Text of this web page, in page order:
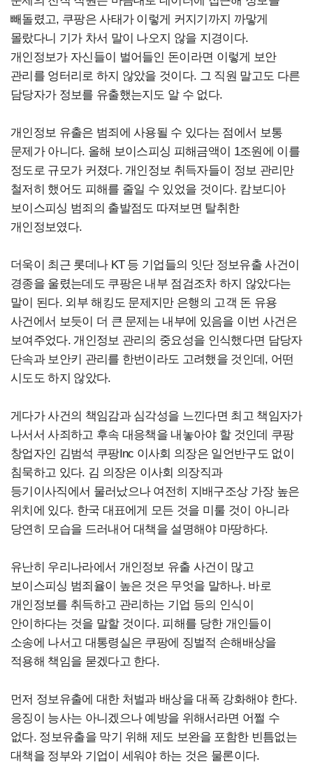
빼돌렸고, 쿠팡은 사태가 이렇게 커지기까지 까맣게
몰랐다니 기가 차서 말이 나오지 않을 지경이다.
개인정보가 자신들이 벌어들인 돈이라면 이렇게 보안
관리를 엉터리로 하지 않았을 것이다. 그 직원 말고도 다른
담당자가 정보를 유출했는지도 알 수 없다.
개인정보 유출은 범죄에 사용될 수 있다는 점에서 보통
문제가 아니다. 올해 보이스피싱 피해금액이 1조원에 이를
정도로 규모가 커졌다. 개인정보 취득자들이 정보 관리만
철저히 했어도 피해를 줄일 수 있었을 것이다. 캄보디아
보이스피싱 범죄의 출발점도 따져보면 탈취한
개인정보였다.
더욱이 최근 롯데나 KT 등 기업들의 잇단 정보유출 사건이
경종을 울렸는데도 쿠팡은 내부 점검조차 하지 않았다는
말이 된다. 외부 해킹도 문제지만 은행의 고객 돈 유용
사건에서 보듯이 더 큰 문제는 내부에 있음을 이번 사건은
보여주었다. 개인정보 관리의 중요성을 인식했다면 담당자
단속과 보안키 관리를 한번이라도 고려했을 것인데, 어떤
시도도 하지 않았다.
게다가 사건의 책임감과 심각성을 느낀다면 최고 책임자가
나서서 사죄하고 후속 대응책을 내놓아야 할 것인데 쿠팡
창업자인 김범석 쿠팡Inc 이사회 의장은 일언반구도 없이
침묵하고 있다. 김 의장은 이사회 의장직과
등기이사직에서 물러났으나 여전히 지배구조상 가장 높은
위치에 있다. 한국 대표에게 모든 것을 미룰 것이 아니라
당연히 모습을 드러내어 대책을 설명해야 마땅하다.
유난히 우리나라에서 개인정보 유출 사건이 많고
보이스피싱 범죄율이 높은 것은 무엇을 말하나. 바로
개인정보를 취득하고 관리하는 기업 등의 인식이
안이하다는 것을 말할 것이다. 피해를 당한 개인들이
소송에 나서고 대통령실은 쿠팡에 징벌적 손해배상을
적용해 책임을 묻겠다고 한다.
먼저 정보유출에 대한 처벌과 배상을 대폭 강화해야 한다.
응징이 능사는 아니겠으나 예방을 위해서라면 어쩔 수
없다. 정보유출을 막기 위해 제도 보완을 포함한 빈틈없는
대책을 정부와 기업이 세워야 하는 것은 물론이다.